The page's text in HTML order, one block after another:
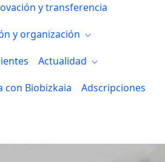
y transferencia
y organización
Actualidad
con Biobizkaia
Adscripciones